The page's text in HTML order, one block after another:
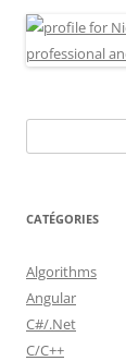
CATÉGORIES
Algorithms
Angular
C#/.Net
C/C++